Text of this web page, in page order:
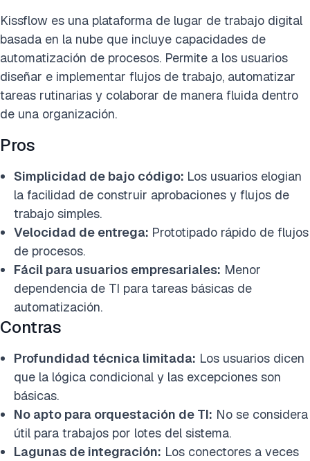
Kissflow es una plataforma de lugar de trabajo digital
basada en la nube que incluye capacidades de
automatización de procesos. Permite a los usuarios
diseñar e implementar flujos de trabajo, automatizar
tareas rutinarias y colaborar de manera fluida dentro
de una organización.
Pros
Simplicidad de bajo código: Los usuarios elogian
la facilidad de construir aprobaciones y flujos de
trabajo simples.
Velocidad de entrega: Prototipado rápido de flujos
de procesos.
Fácil para usuarios empresariales: Menor
dependencia de TI para tareas básicas de
automatización.
Contras
Profundidad técnica limitada: Los usuarios dicen
que la lógica condicional y las excepciones son
básicas.
No apto para orquestación de TI: No se considera
útil para trabajos por lotes del sistema.
Lagunas de integración: Los conectores a veces